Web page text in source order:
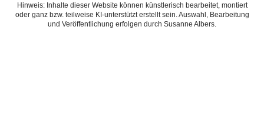
Hinweis: Inhalte dieser Website können künstlerisch bearbeitet, montiert
oder ganz bzw. teilweise KI-unterstützt erstellt sein. Auswahl, Bearbeitung
und Veröffentlichung erfolgen durch Susanne Albers.